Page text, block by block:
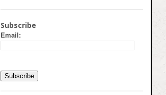
Subscribe
Email: